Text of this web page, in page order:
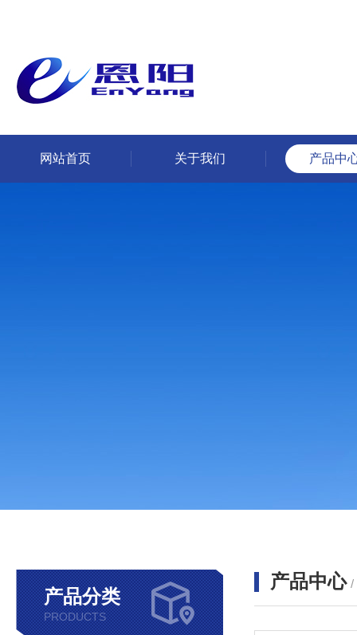
网站首页 关于我们 产品中
产品分类
PRODUCTS
产品中心 /